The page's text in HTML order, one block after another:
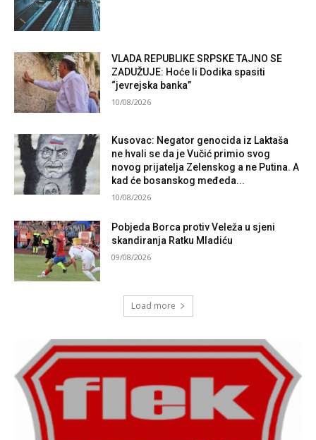
VLADA REPUBLIKE SRPSKE TAJNO SE
ZADUŽUJE: Hoće li Dodika spasiti
“jevrejska banka”
10/08/2026
Kusovac: Negator genocida iz Laktaša
ne hvali se da je Vučić primio svog
novog prijatelja Zelenskog a ne Putina. A
kad će bosanskog međeda...
10/08/2026
Pobjeda Borca protiv Veleža u sjeni
skandiranja Ratku Mladiću
09/08/2026
Load more